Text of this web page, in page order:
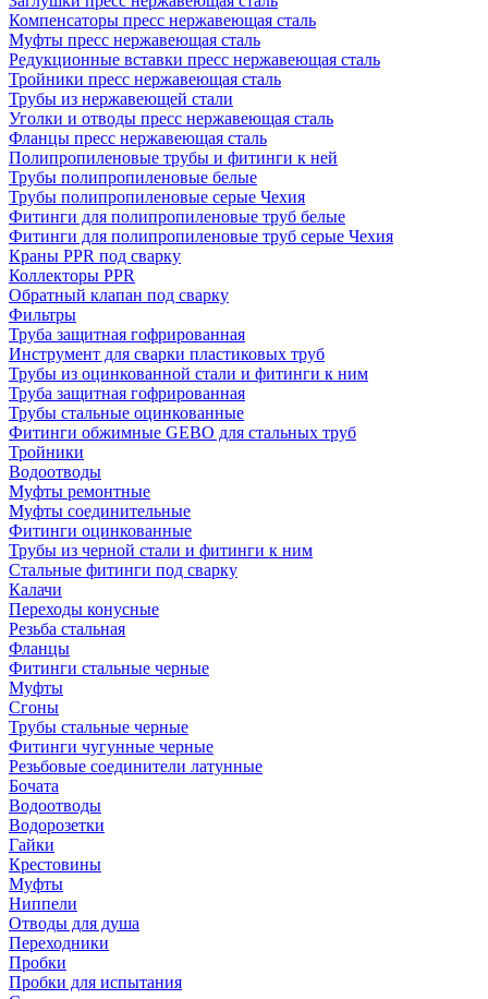
Компенсаторы пресс нержавеющая сталь
Муфты пресс нержавеющая сталь
Редукционные вставки пресс нержавеющая сталь
Тройники пресс нержавеющая сталь
Трубы из нержавеющей стали
Уголки и отводы пресс нержавеющая сталь
Фланцы пресс нержавеющая сталь
Полипропиленовые трубы и фитинги к ней
Трубы полипропиленовые белые
Трубы полипропиленовые серые Чехия
Фитинги для полипропиленовые труб белые
Фитинги для полипропиленовые труб серые Чехия
Краны PPR под сварку
Коллекторы PPR
Обратный клапан под сварку
Фильтры
Труба защитная гофрированная
Инструмент для сварки пластиковых труб
Трубы из оцинкованной стали и фитинги к ним
Труба защитная гофрированная
Трубы стальные оцинкованные
Фитинги обжимные GEBO для стальных труб
Тройники
Водоотводы
Муфты ремонтные
Муфты соединительные
Фитинги оцинкованные
Трубы из черной стали и фитинги к ним
Стальные фитинги под сварку
Калачи
Переходы конусные
Резьба стальная
Фланцы
Фитинги стальные черные
Муфты
Сгоны
Трубы стальные черные
Фитинги чугунные черные
Резьбовые соединители латунные
Бочата
Водоотводы
Водорозетки
Гайки
Крестовины
Муфты
Ниппели
Отводы для душа
Переходники
Пробки
Пробки для испытания